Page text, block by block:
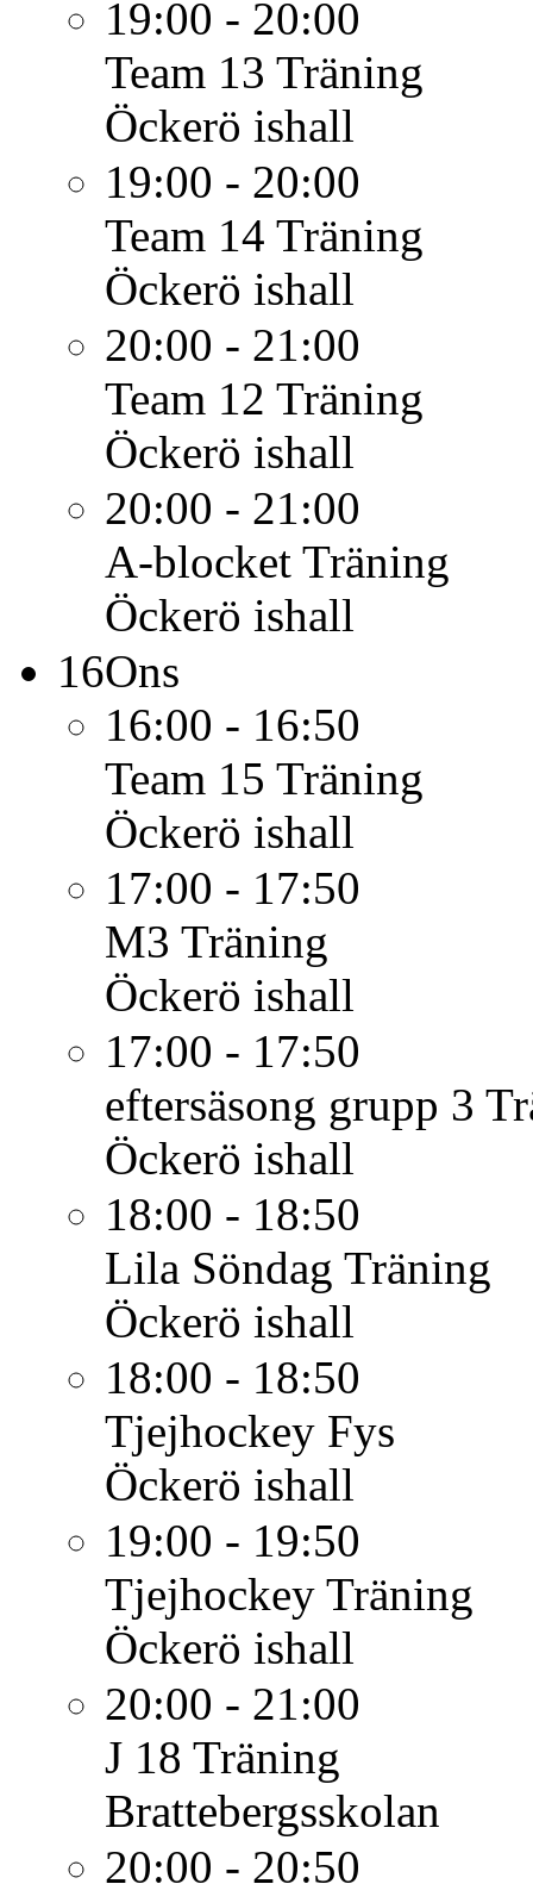
19:00 - 20:00
Team 13 Träning
Öckerö ishall
19:00 - 20:00
Team 14 Träning
Öckerö ishall
20:00 - 21:00
Team 12 Träning
Öckerö ishall
20:00 - 21:00
A-blocket Träning
Öckerö ishall
16Ons
16:00 - 16:50
Team 15 Träning
Öckerö ishall
17:00 - 17:50
M3 Träning
Öckerö ishall
17:00 - 17:50
eftersäsong grupp 3
Öckerö ishall
18:00 - 18:50
Lila Söndag Träning
Öckerö ishall
18:00 - 18:50
Tjejhockey Fys
Öckerö ishall
19:00 - 19:50
Tjejhockey Träning
Öckerö ishall
20:00 - 21:00
J 18 Träning
Brattebergsskolan
20:00 - 20:50